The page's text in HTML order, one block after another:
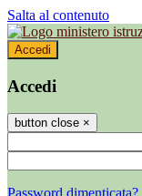
Salta al contenuto
Accedi
Accedi
button close ×